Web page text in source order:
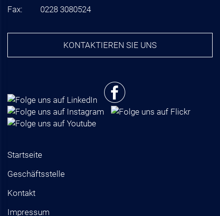
Fax:
0228 3080524
KONTAKTIEREN SIE UNS
Startseite
Geschäftsstelle
Kontakt
Impressum